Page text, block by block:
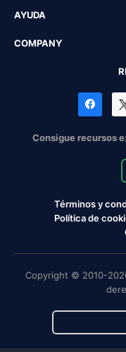
AYUDA
COMPANY
Consigue recursos
Términos y
Política de
Copyright © 2010-